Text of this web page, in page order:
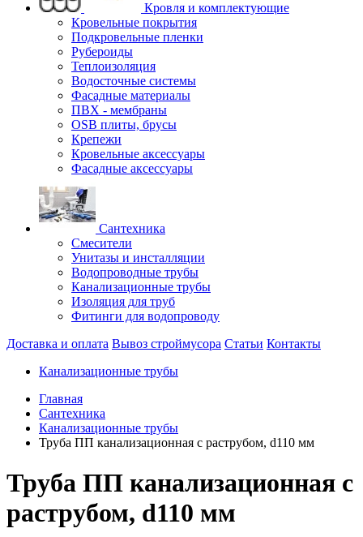
Кровля и комплектующие
Кровельные покрытия
Подкровельные пленки
Рубероиды
Теплоизоляция
Водосточные системы
Фасадные материалы
ПВХ - мембраны
OSB плиты, брусы
Крепежи
Кровельные аксессуары
Фасадные аксессуары
Сантехника
Смесители
Унитазы и инсталляции
Водопроводные трубы
Канализационные трубы
Изоляция для труб
Фитинги для водопроводу
Доставка и оплата Вывоз строймусора Статьи Контакты
Канализационные трубы
Главная
Сантехника
Канализационные трубы
Труба ПП канализационная с раструбом, d110 мм
Труба ПП канализационная с
раструбом, d110 мм